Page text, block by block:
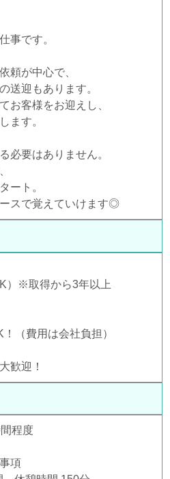
事です。
頼が中心で、
送迎もあります。
お客様をお迎えし、
ます。
必要はありません。
ート。
スで覚えていけます◎
）※取得から3年以上
（費用は会社負担）
歓迎！
程度
項